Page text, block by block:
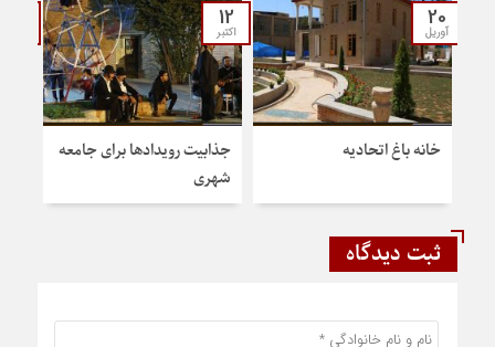
20
آوریل
خانه‌ باغ اتحادیه
12
اکتبر
جذابیت رویدادها برای جامعه
شهری
ثبت دیدگاه